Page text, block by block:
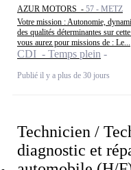
AZUR MOTORS - 57 - METZ
Votre mission : Autonomie,
des qualités déterminantes sur
vous aurez pour missions de : Le...
CDI - Temps plein
Publié il y a plus de 30 jours
Technicien /
diagnostic et